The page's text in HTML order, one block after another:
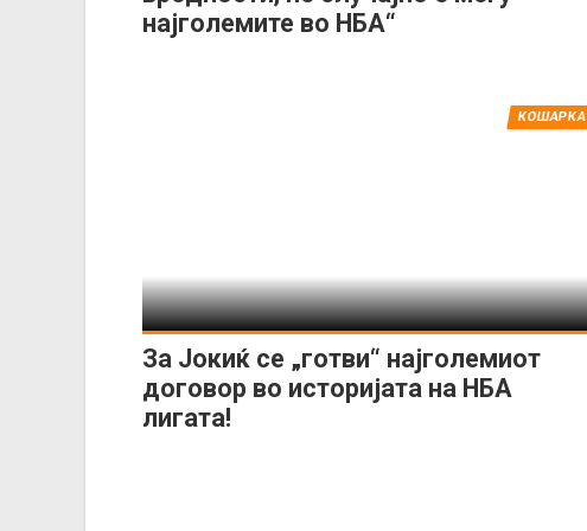
најголемите во НБА“
За Јокиќ се „готви“ најголемиот
договор во историјата на НБА
лигата!
КОШАРКА